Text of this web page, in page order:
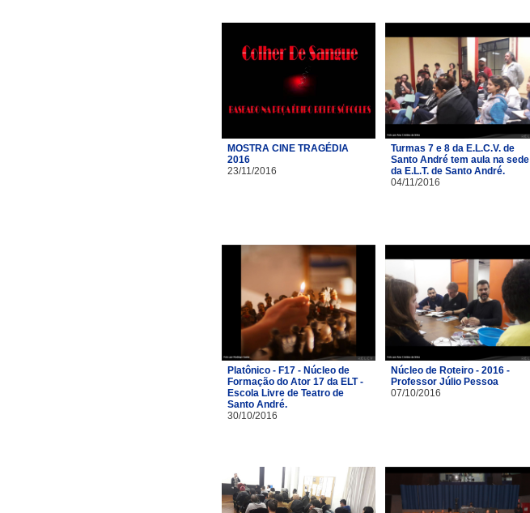
MOSTRA CINE TRAGÉDIA
2016
23/11/2016
Turmas 7 e 8 da E.L.C.V. de
Santo André tem aula na sede
da E.L.T. de Santo André.
04/11/2016
Platônico - F17 - Núcleo de
Formação do Ator 17 da ELT -
Escola Livre de Teatro de
Santo André.
30/10/2016
Núcleo de Roteiro - 2016 -
Professor Júlio Pessoa
07/10/2016